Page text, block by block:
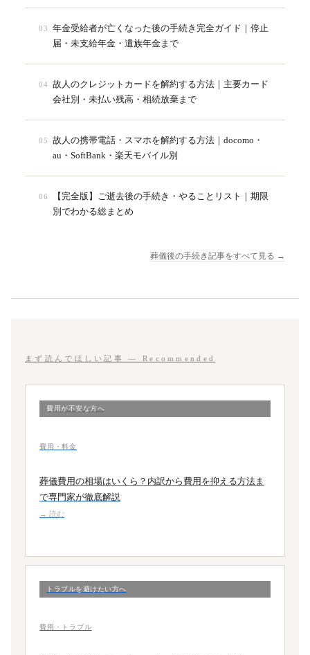
03
年金受給者が亡くなった後の手続き完全ガイド｜停止
届・未支給年金・遺族年金まで
04
故人のクレジットカードを解約する方法｜主要カード
会社別・未払い残高・相続放棄まで
05
故人の携帯電話・スマホを解約する方法｜docomo・
au・SoftBank・楽天モバイル別
06
【完全版】ご逝去後の手続き・やることリスト｜期限
別でわかる総まとめ
葬儀後の手続き記事をすべて見る →
まず読んでほしい記事 — Recommended
費用が不安な方へ
費用・料金
葬儀費用の相場はいくら？内訳から費用を抑える方法ま
で専門家が徹底解説
→ 読む
トラブルを避けたい方へ
費用・トラブル